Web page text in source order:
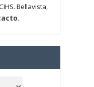
Bellavista,
.